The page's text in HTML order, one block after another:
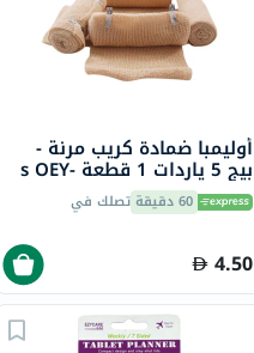
أوليمبا ضمادة كريب مرنة -
بيج 5 ياردات 1 قطعة s OEY-
111-4 60 دقيقة تصلك في
4.50